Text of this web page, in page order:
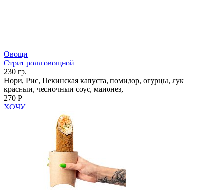
Овощи
Стрит ролл овощной
230 гр.
Нори, Рис, Пекинская капуста, помидор, огурцы, лук
красный, чесночный соус, майонез,
270 Р
ХОЧУ